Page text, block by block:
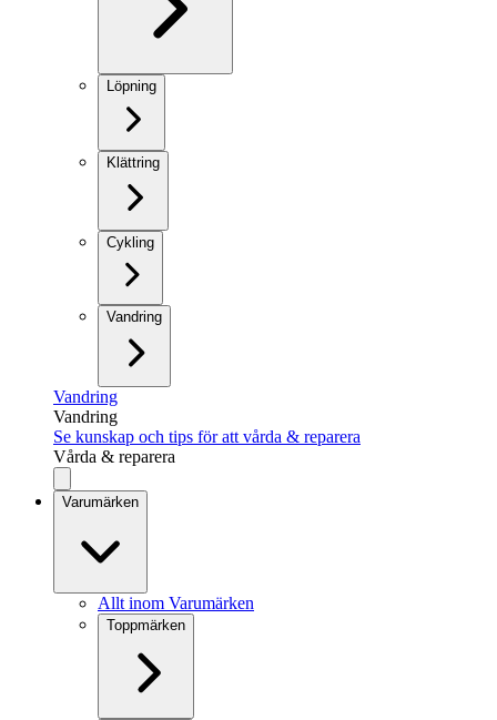
Löpning
Klättring
Cykling
Vandring
Vandring
Vandring
Se kunskap och tips för att vårda & reparera
Vårda & reparera
Varumärken
Allt inom Varumärken
Toppmärken